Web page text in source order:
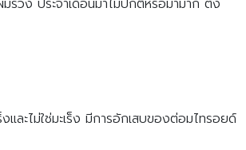
ร่วง ประจำเดือนมาไม่ปกติหรือมามาก ตั้ง
ละไม่ใช่มะเร็ง มีการอักเสบของต่อมไทรอยด์